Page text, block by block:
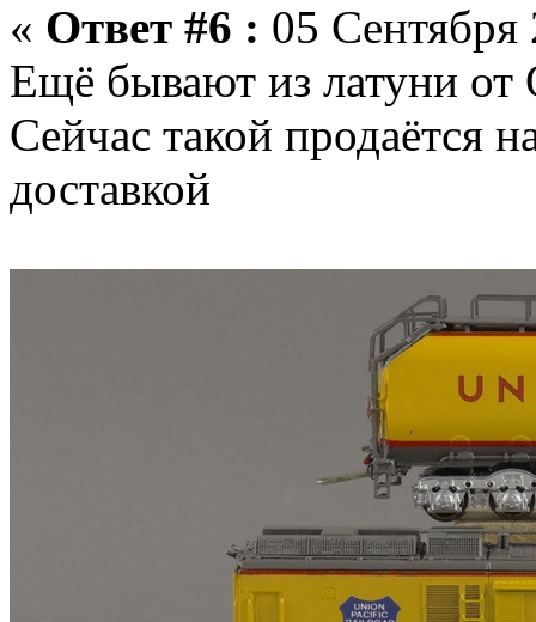
« Ответ #6 : 05
Ещё бывают из латуни от
Сейчас такой продаётся
доставкой